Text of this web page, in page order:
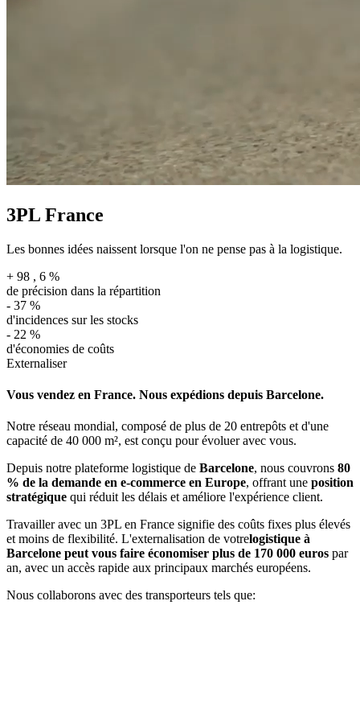
3PL France
Les bonnes idées naissent lorsque l'on ne pense pas à la logistique.
+ 98 , 6 %
de précision dans la répartition
- 37 %
d'incidences sur les stocks
- 22 %
d'économies de coûts
Externaliser
Vous vendez en France. Nous expédions depuis Barcelone.
Notre réseau mondial, composé de plus de 20 entrepôts et d'une
capacité de 40 000 m², est conçu pour évoluer avec vous.
Depuis notre plateforme logistique de Barcelone, nous couvrons 80
% de la demande en e-commerce en Europe, offrant une position
stratégique qui réduit les délais et améliore l'expérience client.
Travailler avec un 3PL en France signifie des coûts fixes plus élevés
et moins de flexibilité. L'externalisation de votrelogistique à
Barcelone peut vous faire économiser plus de 170 000 euros par
an, avec un accès rapide aux principaux marchés européens.
Nous collaborons avec des transporteurs tels que: